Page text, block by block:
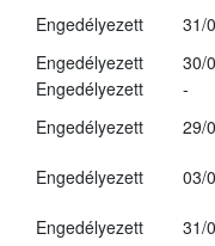
Engedélyezett
31/
Engedélyezett
30/
Engedélyezett
-
Engedélyezett
29/
Engedélyezett
03/
Engedélyezett 31/